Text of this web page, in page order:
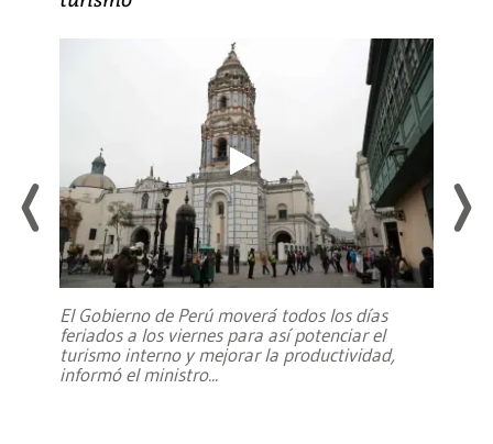
El Gobierno de Perú moverá todos los días
feriados a los viernes para así potenciar el
turismo interno y mejorar la productividad,
informó el ministro...